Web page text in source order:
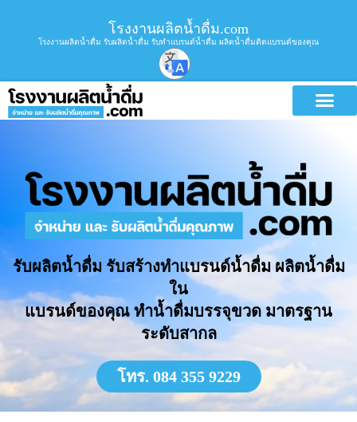
โรงงานผลิตน้ำดื่ม.com
โรงงานผลิตน้ำดื่ม รับผลิตน้ำดื่ม รับทำแบรนด์น้ำดื่ม ผลิตน้ำดื่มติดแบรนด์ของคุณ
รับผลิตน้ำดื่ม รับสร้างทำแบรนด์น้ำดื่ม ผลิตน้ำดื่ม
ใน
แบรนด์ของคุณ ทำน้ำดื่มบรรจุขวด มาตรฐาน
ระดับสากล
โทร. 084 355 9229